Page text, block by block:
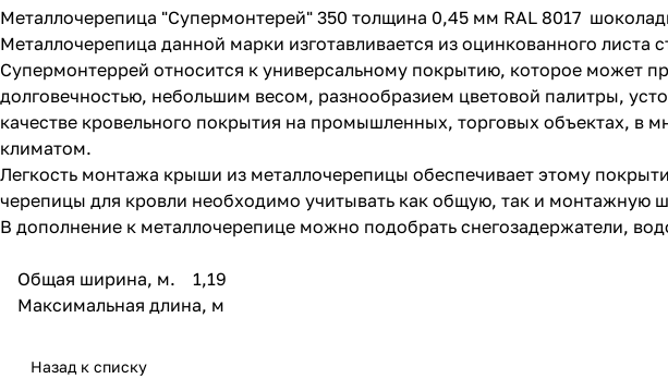
Металлочерепица "Супермонтерей" 350 толщина 0,45 мм RAL 8017
Металлочерепица данной марки изготавливается из оцинкованного
Супермонтеррей относится к универсальному покрытию, которое может
долговечностью, небольшим весом, разнообразием цветовой палитры,
качестве кровельного покрытия на промышленных, торговых объектах, в
климатом.
Легкость монтажа крыши из металлочерепицы обеспечивает этому
черепицы для кровли необходимо учитывать как общую, так и монтажную
В дополнение к металлочерепице можно подобрать снегозадержатели,
Общая ширина, м. 1,19
Максимальная длина, м
Назад к списку